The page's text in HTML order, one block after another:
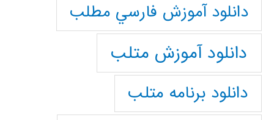
دانلود آموزش فارسي مطلب
دانلود آموزش متلب
دانلود برنامه متلب